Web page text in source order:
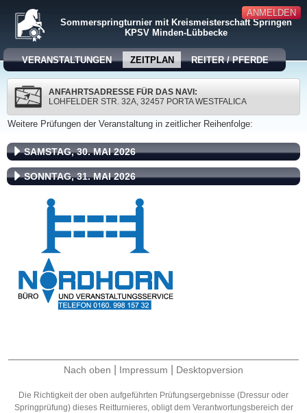
ANMELDEN
Sommerspringturnier mit Kreismeisterschaft Springen
KPSV Minden-Lübbecke
VERANSTALTUNGEN ZEITPLAN REITER / PFERDE
ANFAHRTSADRESSE FÜR DAS NAVI:
LOHFELDER STR. 32A, 32457 PORTA WESTFALICA
Weitere Prüfungen der Veranstaltung in zeitlicher Reihenfolge:
SAMSTAG, 30. MAI 2026
SONNTAG, 31. MAI 2026
Nach oben Impressum Desktopversion
Die Richtigkeit der oben aufgeführten Prüfungsergebnisse (Dressur oder
Springprüfung) dieses Reitturnieres, obligt dem Verantwortungsbereich der